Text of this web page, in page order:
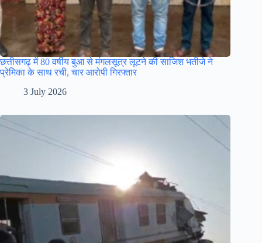
छत्तीसगढ़ में 80 वर्षीय बुआ से मंगलसूत्र लूटने की साजिश भतीजे ने
प्रेमिका के साथ रची, चार आरोपी गिरफ्तार
3 July 2026